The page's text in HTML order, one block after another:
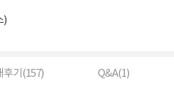
)
후기(157) Q&A(1)